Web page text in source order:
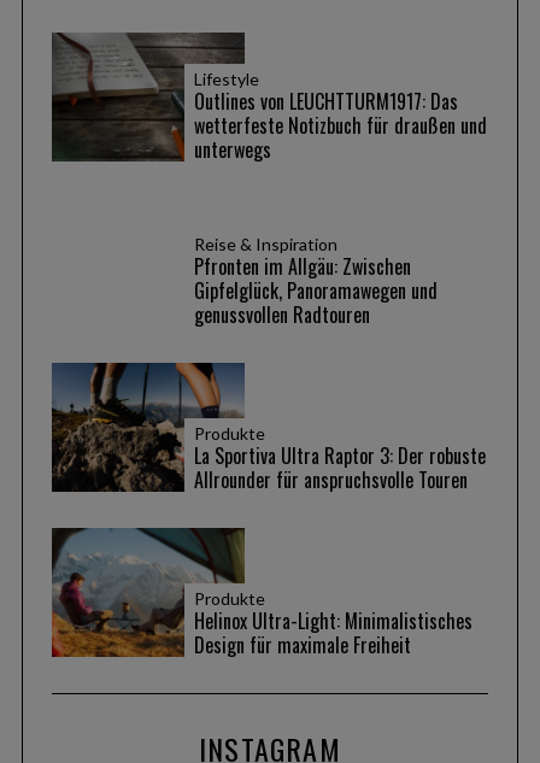
Lifestyle
Outlines von LEUCHTTURM1917: Das
wetterfeste Notizbuch für draußen und
unterwegs
Reise & Inspiration
Pfronten im Allgäu: Zwischen
Gipfelglück, Panoramawegen und
genussvollen Radtouren
Produkte
La Sportiva Ultra Raptor 3: Der robuste
Allrounder für anspruchsvolle Touren
Produkte
Helinox Ultra-Light: Minimalistisches
Design für maximale Freiheit
INSTAGRAM